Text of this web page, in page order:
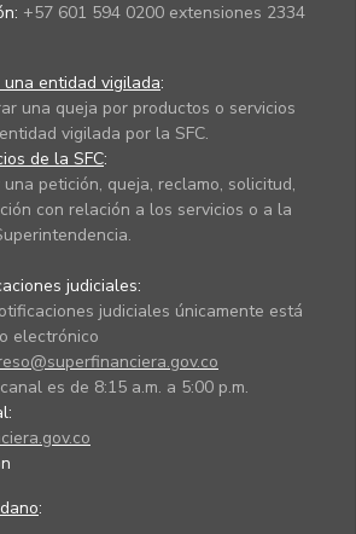
+57 601 594 0200 extensiones 2334
entidad vigilada:
una queja por productos o servicios
vigilada por la SFC.
de la SFC:
petición, queja, reclamo, solicitud,
con relación a los servicios o a la
judiciales:
judiciales únicamente está
electrónico
es de 8:15 a.m. a 5:00 p.m.
: